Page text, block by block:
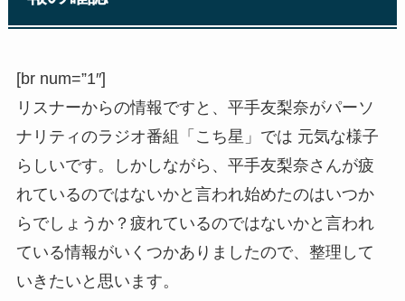
[br num=”1″]
リスナーからの情報ですと、平手友梨奈がパーソ
ナリティのラジオ番組「こち星」では 元気な様子
らしいです。しかしながら、平手友梨奈さんが疲
れているのではないかと言われ始めたのはいつか
らでしょうか？疲れているのではないかと言われ
ている情報がいくつかありましたので、整理して
いきたいと思います。